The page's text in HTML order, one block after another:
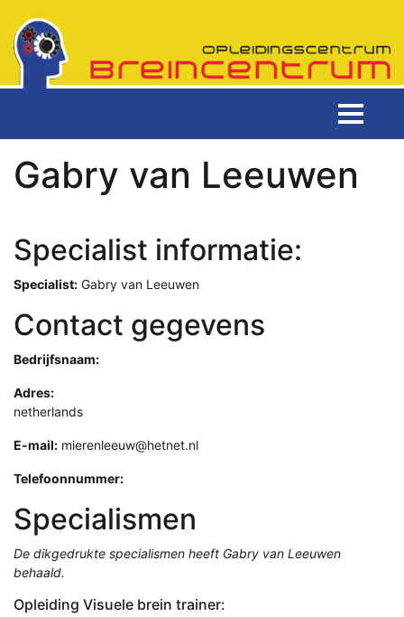
Gabry van Leeuwen
Specialist informatie:
Specialist: Gabry van Leeuwen
Contact gegevens
Bedrijfsnaam:
Adres:
netherlands
E-mail: mierenleeuw@hetnet.nl
Telefoonnummer:
Specialismen
De dikgedrukte specialismen heeft Gabry van Leeuwen
behaald.
Opleiding Visuele brein trainer: